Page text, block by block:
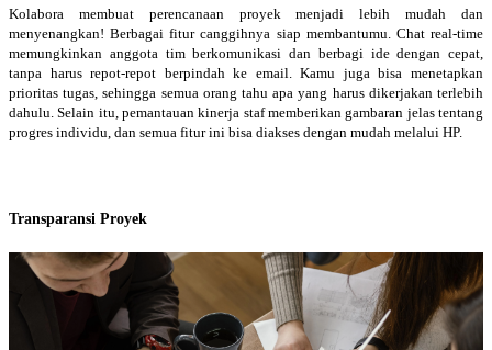
Kolabora membuat perencanaan proyek menjadi lebih mudah dan
menyenangkan! Berbagai fitur canggihnya siap membantumu. Chat real-time
memungkinkan anggota tim berkomunikasi dan berbagi ide dengan cepat,
tanpa harus repot-repot berpindah ke email. Kamu juga bisa menetapkan
prioritas tugas, sehingga semua orang tahu apa yang harus dikerjakan terlebih
dahulu. Selain itu, pemantauan kinerja staf memberikan gambaran jelas tentang
progres individu, dan semua fitur ini bisa diakses dengan mudah melalui HP.
Transparansi Proyek